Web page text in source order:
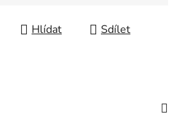
Hlídat Sdílet